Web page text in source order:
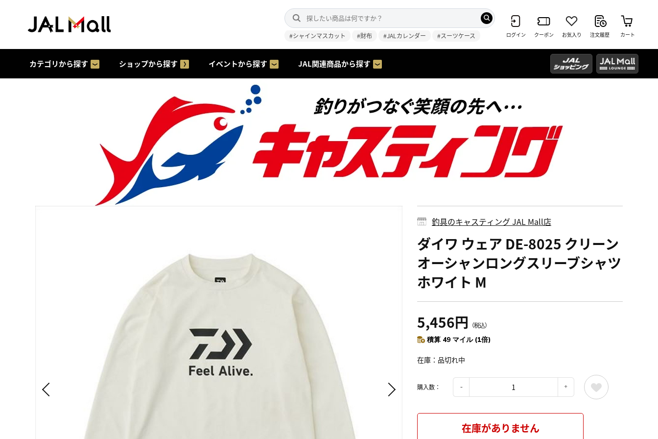
#シャインマスカット #財布 #JALカレンダー #スーツケース ログイン クーポン お気入り 注文履歴 カート
カテゴリから探す ショップから探す イベントから探す JAL関連商品から探す
釣具のキャスティング JAL Mall店
ダイワ ウェア DE-8025 クリーン
オーシャンロングスリーブシャツ
ホワイト M
5,456円 （税込）
積算 49 マイル (1倍)
在庫 品切れ中
購入数：
在庫がありません